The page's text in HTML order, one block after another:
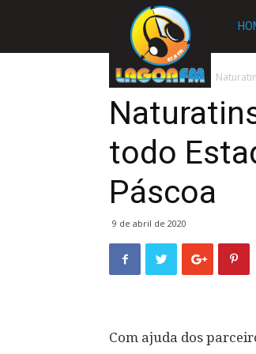
Rádio
Lagoa
FM
Início TOCANTINS
todo
Páscoa
9 de abril de 2020
Com ajuda dos